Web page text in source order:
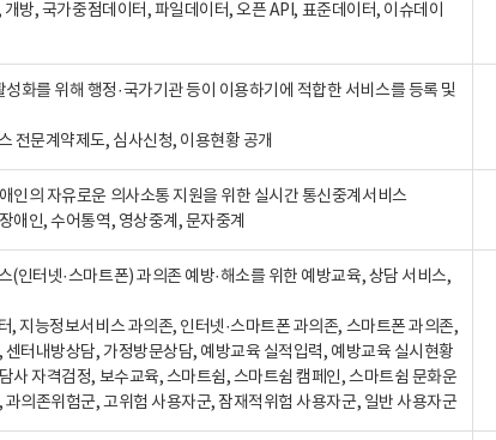
방, 국가중점데이터, 파일데이터, 오픈 API, 표준데이터, 이슈데이
화를 위해 행정·국가기관 등이 이용하기에 적합한 서비스를 등록 및
전문계약제도, 심사신청, 이용현황 공개
인의 자유로운 의사소통 지원을 위한 실시간 통신중계서비스
인, 수어통역, 영상중계, 문자중계
(인터넷·스마트폰) 과의존 예방·해소를 위한 예방교육, 상담 서비스,
, 지능정보서비스 과의존, 인터넷·스마트폰 과의존, 스마트폰 과의존,
터내방상담, 가정방문상담, 예방교육 실적입력, 예방교육 실시현황
사 자격검정, 보수교육, 스마트쉼, 스마트쉼 캠페인, 스마트쉼 문화운
의존위험군, 고위험 사용자군, 잠재적위험 사용자군, 일반 사용자군